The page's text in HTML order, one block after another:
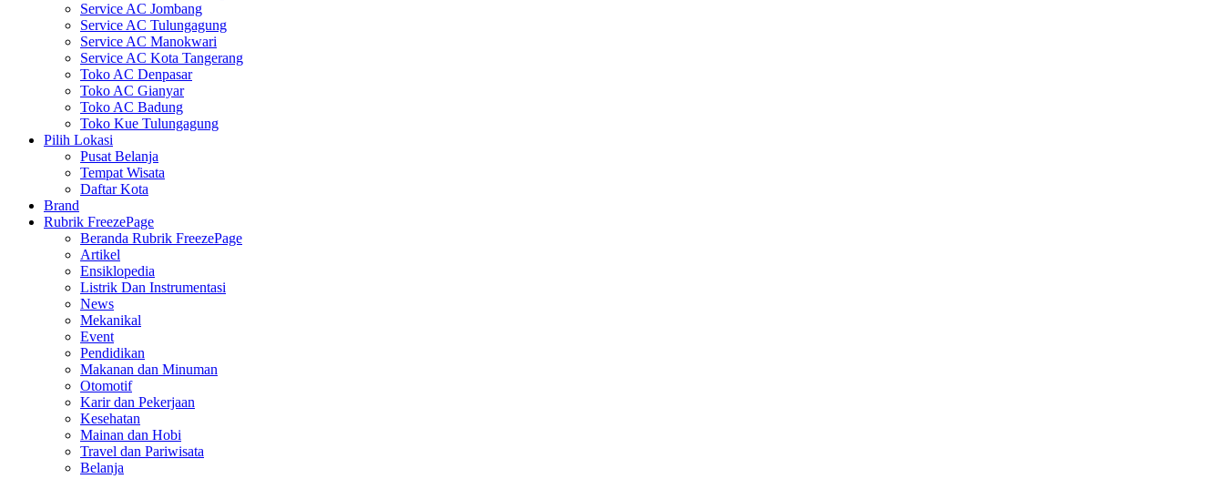
Service AC Jombang
Service AC Tulungagung
Service AC Manokwari
Service AC Kota Tangerang
Toko AC Denpasar
Toko AC Gianyar
Toko AC Badung
Toko Kue Tulungagung
Pilih Lokasi
Pusat Belanja
Tempat Wisata
Daftar Kota
Brand
Rubrik FreezePage
Beranda Rubrik FreezePage
Artikel
Ensiklopedia
Listrik Dan Instrumentasi
News
Mekanikal
Event
Pendidikan
Makanan dan Minuman
Otomotif
Karir dan Pekerjaan
Kesehatan
Mainan dan Hobi
Travel dan Pariwisata
Belanja